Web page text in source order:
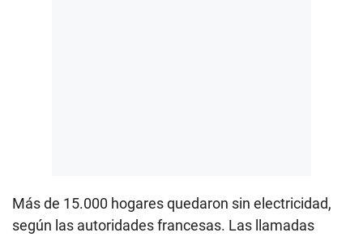
Más de 15.000 hogares quedaron sin electricidad,
según las autoridades francesas. Las llamadas